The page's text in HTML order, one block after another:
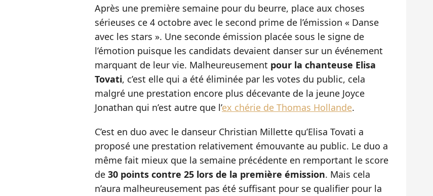
Après une première semaine pour du beurre, place aux choses
sérieuses ce 4 octobre avec le second prime de l’émission « Danse
avec les stars ». Une seconde émission placée sous le signe de
l’émotion puisque les candidats devaient danser sur un événement
marquant de leur vie. Malheureusement pour la chanteuse Elisa
Tovati, c’est elle qui a été éliminée par les votes du public, cela
malgré une prestation encore plus décevante de la jeune Joyce
Jonathan qui n’est autre que l’ex chérie de Thomas Hollande.
C’est en duo avec le danseur Christian Millette qu’Elisa Tovati a
proposé une prestation relativement émouvante au public. Le duo a
même fait mieux que la semaine précédente en remportant le score
de 30 points contre 25 lors de la première émission. Mais cela
n’aura malheureusement pas été suffisant pour se qualifier pour la